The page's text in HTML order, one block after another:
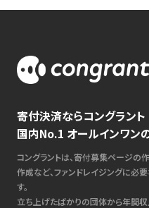
寄付決済ならコングラント
国内No.1 オールインワン
コングラントは、寄付募集ページの
作成など、ファンドレイジングに必
す。
立ち上げたばかりの団体から年間